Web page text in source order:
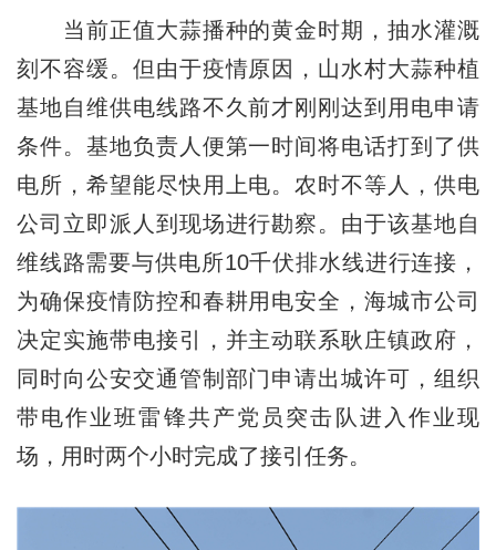
当前正值大蒜播种的黄金时期，抽水灌溉
刻不容缓。但由于疫情原因，山水村大蒜种植
基地自维供电线路不久前才刚刚达到用电申请
条件。基地负责人便第一时间将电话打到了供
电所，希望能尽快用上电。农时不等人，供电
公司立即派人到现场进行勘察。由于该基地自
维线路需要与供电所10千伏排水线进行连接，
为确保疫情防控和春耕用电安全，海城市公司
决定实施带电接引，并主动联系耿庄镇政府，
同时向公安交通管制部门申请出城许可，组织
带电作业班雷锋共产党员突击队进入作业现
场，用时两个小时完成了接引任务。